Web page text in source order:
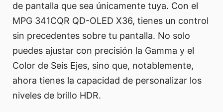
de pantalla que sea únicamente tuya. Con el
MPG 341CQR QD-OLED X36, tienes un control
sin precedentes sobre tu pantalla. No solo
puedes ajustar con precisión la Gamma y el
Color de Seis Ejes, sino que, notablemente,
ahora tienes la capacidad de personalizar los
niveles de brillo HDR.